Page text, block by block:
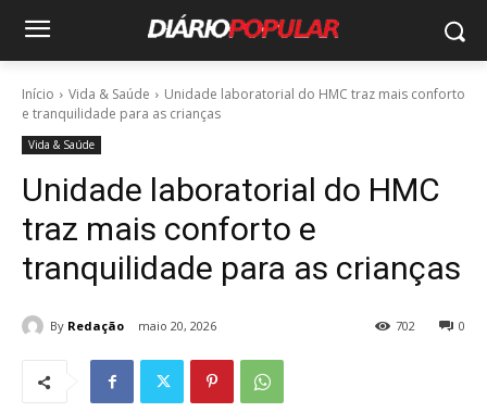
Início Vida & Saúde
Unidade laboratorial do HMC traz mais conforto
e tranquilidade para as crianças
Vida & Saúde
Unidade laboratorial do HMC
traz mais conforto e
tranquilidade para as crianças
By Redação maio 20, 2026 0
702